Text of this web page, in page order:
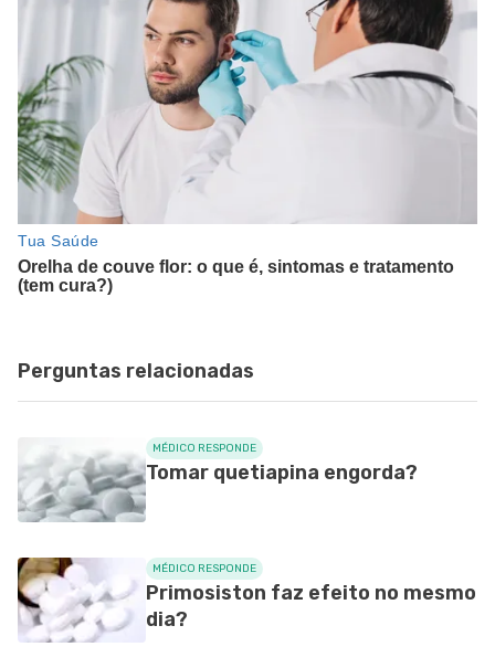
Perguntas relacionadas
MÉDICO RESPONDE
Tomar quetiapina engorda?
MÉDICO RESPONDE
Primosiston faz efeito no mesmo
dia?